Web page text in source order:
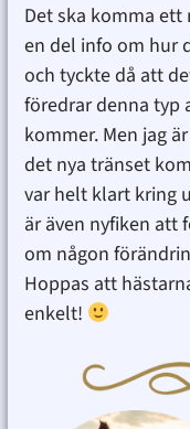
Det ska komma
en del info om hur
och tyckte då att
föredrar denna typ
kommer. Men jag
det nya tränset
var helt klart kring
är även nyfiken att
om någon
Hoppas att
enkelt!